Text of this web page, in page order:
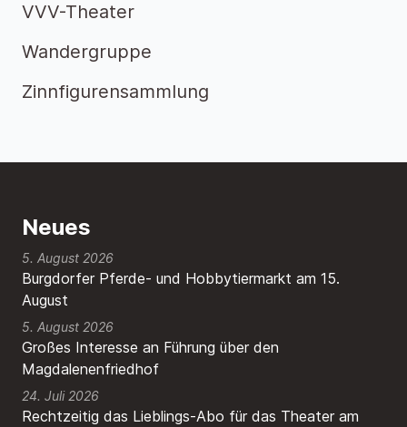
VVV-Theater
Wandergruppe
Zinnfigurensammlung
Neues
Burgdorfer Pferde- und Hobbytiermarkt am 15.
August
5. August 2026
Großes Interesse an Führung über den
Magdalenenfriedhof
5. August 2026
Rechtzeitig das Lieblings-Abo für das Theater am
24. Juli 2026